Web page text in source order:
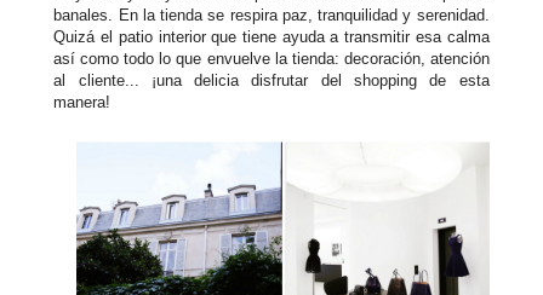
banales. En la tienda se respira paz, tranquilidad y serenidad.
Quizá el patio interior que tiene ayuda a transmitir esa calma
así como todo lo que envuelve la tienda: decoración, atención
al cliente... ¡una delicia disfrutar del shopping de esta
manera!